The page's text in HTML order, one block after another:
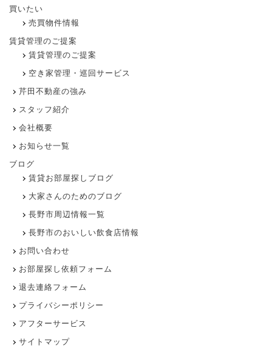
買いたい
売買物件情報
賃貸管理のご提案
賃貸管理のご提案
空き家管理・巡回サービス
芹田不動産の強み
スタッフ紹介
会社概要
お知らせ一覧
ブログ
賃貸お部屋探しブログ
大家さんのためのブログ
長野市周辺情報一覧
長野市のおいしい飲食店情報
お問い合わせ
お部屋探し依頼フォーム
退去連絡フォーム
プライバシーポリシー
アフターサービス
サイトマップ